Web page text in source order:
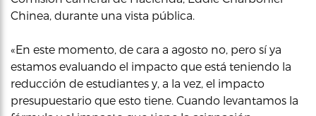
Chinea, durante una vista pública.
«En este momento, de cara a agosto no, pero sí ya
estamos evaluando el impacto que está teniendo la
reducción de estudiantes y, a la vez, el impacto
presupuestario que esto tiene. Cuando levantamos la